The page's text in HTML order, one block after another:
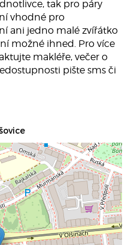
tak pro páry
vhodné pro
ani jedno malé zvířátko
možné ihned. Pro více
makléře, večer o
pište sms či